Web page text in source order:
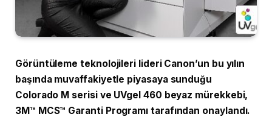
Görüntüleme teknolojileri lideri Canon’un bu yılın
başında muvaffakiyetle piyasaya sunduğu
Colorado M serisi ve UVgel 460 beyaz mürekkebi,
3M™ MCS™ Garanti Programı tarafından onaylandı.